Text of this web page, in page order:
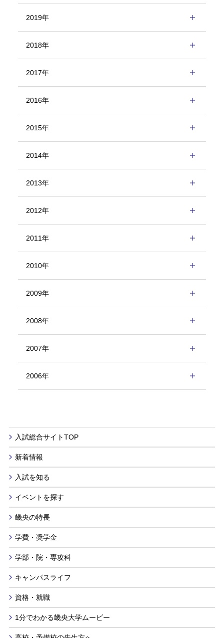
2019年
2018年
2017年
2016年
2015年
2014年
2013年
2012年
2011年
2010年
2009年
2008年
2007年
2006年
入試総合サイトTOP
新着情報
入試を知る
イベントを探す
畿央の特長
学費・奨学金
学部・院・専攻科
キャンパスライフ
資格・就職
1分でわかる畿央大学ムービー